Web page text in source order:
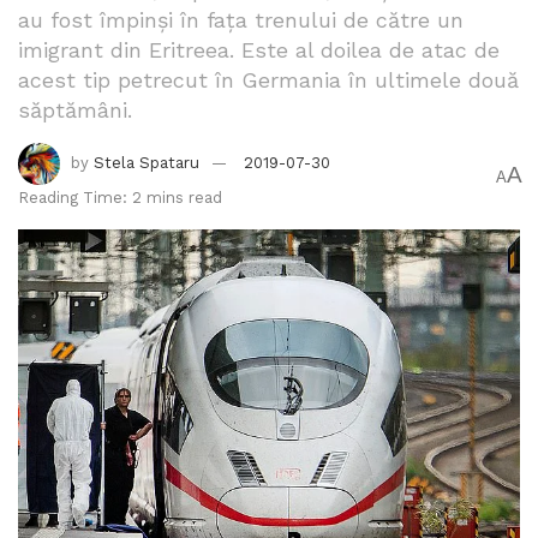
au fost împinși în fața trenului de către un
imigrant din Eritreea. Este al doilea de atac de
acest tip petrecut în Germania în ultimele două
săptămâni.
by Stela Spataru
2019-07-30
Reading Time: 2 mins read
AA